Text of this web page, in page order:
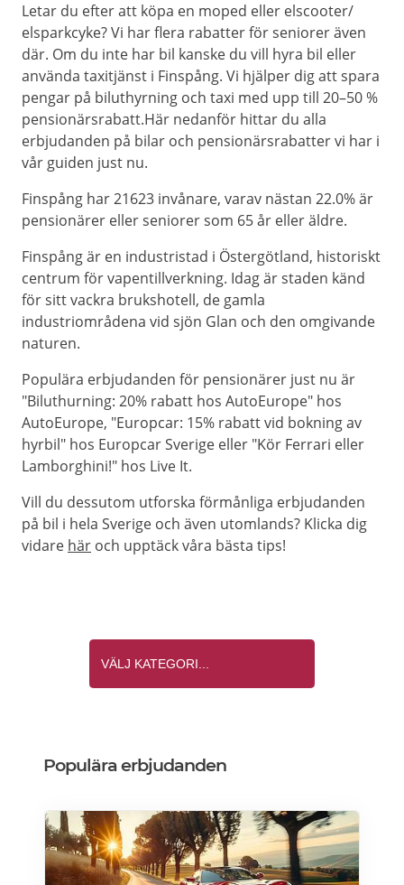
Letar du efter att köpa en moped eller elscooter/
elsparkcyke? Vi har flera rabatter för seniorer även
där. Om du inte har bil kanske du vill hyra bil eller
använda taxitjänst i Finspång. Vi hjälper dig att spara
pengar på biluthyrning och taxi med upp till 20–50 %
pensionärsrabatt.Här nedanför hittar du alla
erbjudanden på bilar och pensionärsrabatter vi har i
vår guiden just nu.
Finspång har 21623 invånare, varav nästan 22.0% är
pensionärer eller seniorer som 65 år eller äldre.
Finspång är en industristad i Östergötland, historiskt
centrum för vapentillverkning. Idag är staden känd
för sitt vackra brukshotell, de gamla
industriområdena vid sjön Glan och den omgivande
naturen.
Populära erbjudanden för pensionärer just nu är
"Biluthurning: 20% rabatt hos AutoEurope" hos
AutoEurope, "Europcar: 15% rabatt vid bokning av
hyrbil" hos Europcar Sverige eller "Kör Ferrari eller
Lamborghini!" hos Live It.
Vill du dessutom utforska förmånliga erbjudanden
på bil i hela Sverige och även utomlands? Klicka dig
vidare här och upptäck våra bästa tips!
Populära erbjudanden